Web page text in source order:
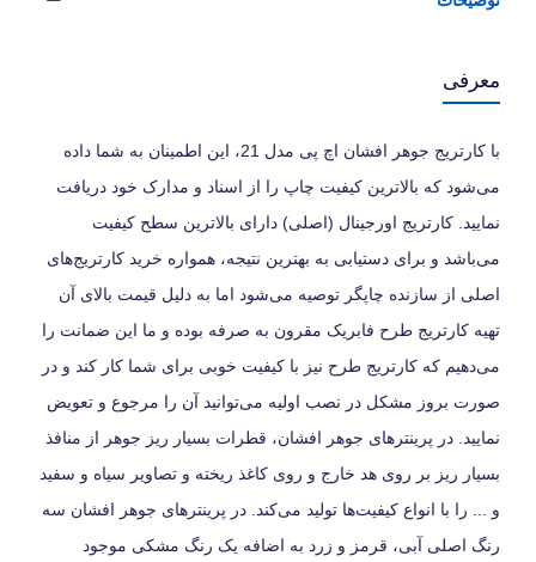
معرفی
با کارتریج جوهر افشان اچ پی مدل 21، این اطمینان به شما داده
می‌شود که بالاترین کیفیت چاپ را از اسناد و مدارک خود دریافت
نمایید. کارتریج اورجینال (اصلی) دارای بالاترین سطح کیفیت
می‌باشد و برای دستیابی به بهترین نتیجه، همواره خرید کارتریج‌های
اصلی از سازنده چاپگر توصیه می‌شود اما به دلیل قیمت بالای آن
تهیه کارتریج طرح فابریک مقرون به صرفه بوده و ما این ضمانت را
می‌دهیم که کارتریج طرح نیز با کیفیت خوبی برای شما کار کند و در
صورت بروز مشکل در نصب اولیه می‌توانید آن را مرجوع و تعویض
نمایید. در پرینترهای جوهر افشان، قطرات بسیار ریز جوهر از منافذ
بسیار ریز بر روی هد خارج و روی کاغذ ریخته و تصاویر سیاه و سفید
و ... را با انواع کیفیت‌ها تولید می‌کند. در پرینترهای جوهر افشان سه
رنگ اصلی آبی، قرمز و زرد به اضافه یک رنگ مشکی موجود